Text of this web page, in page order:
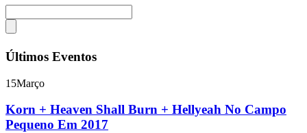
Últimos Eventos
15Março
Korn + Heaven Shall Burn + Hellyeah No Campo
Pequeno Em 2017